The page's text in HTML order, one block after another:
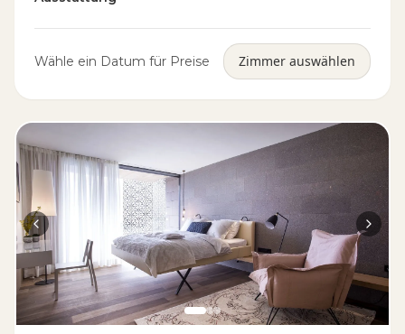
Wähle ein Datum für Preise Zimmer auswählen